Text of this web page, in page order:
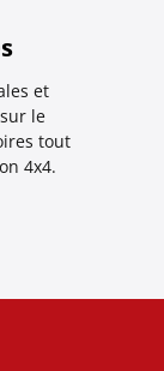
et
le
tout
4x4.